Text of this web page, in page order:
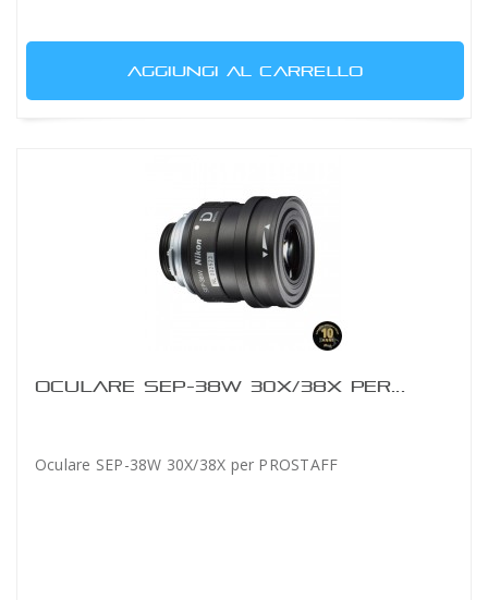
AGGIUNGI AL CARRELLO
OCULARE SEP-38W 30X/38X PER...
Oculare SEP-38W 30X/38X per PROSTAFF